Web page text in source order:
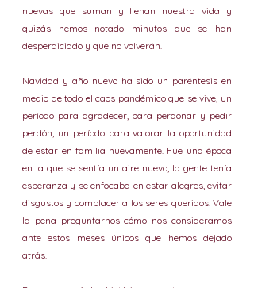
nuevas que suman y llenan nuestra vida y
quizás hemos notado minutos que se han
desperdiciado y que no volverán.
Navidad y año nuevo ha sido un paréntesis en
medio de todo el caos pandémico que se vive, un
período para agradecer, para perdonar y pedir
perdón, un período para valorar la oportunidad
de estar en familia nuevamente. Fue una época
en la que se sentía un aire nuevo, la gente tenía
esperanza y se enfocaba en estar alegres, evitar
disgustos y complacer a los seres queridos. Vale
la pena preguntarnos cómo nos consideramos
ante estos meses únicos que hemos dejado
atrás.